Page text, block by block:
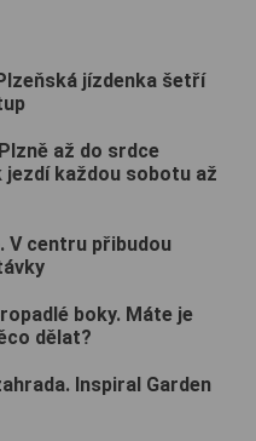
jízdenka šetří
až do srdce
jezdí každou sobotu až
V centru přibudou
boky. Máte je
dělat?
Inspiral Garden